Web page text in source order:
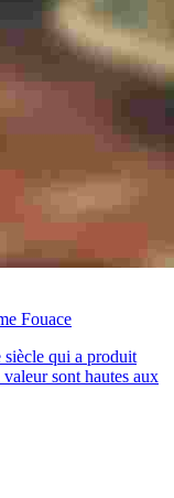
Fouace
qui a produit
sont hautes aux